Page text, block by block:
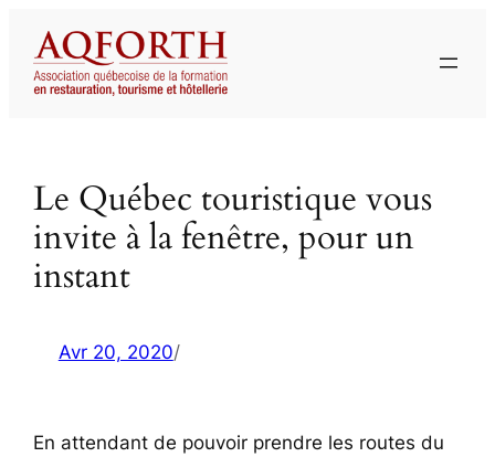
contenu
Le Québec touristique vous
invite à la fenêtre, pour un
instant
Avr 20, 2020/
En attendant de pouvoir prendre les routes du